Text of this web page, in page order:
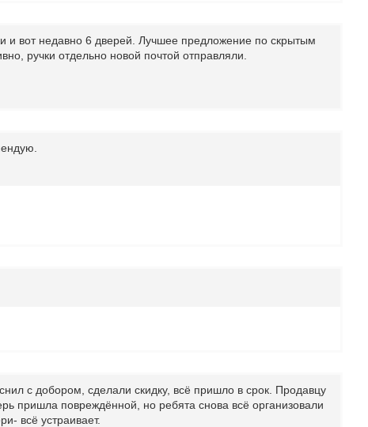
и вот недавно 6 дверей. Лучшее предложение по скрытым
ручки отдельно новой почтой отправляли.
с добором, сделали скидку, всё пришло в срок. Продавцу
пришла повреждённой, но ребята снова всё организовали
всё устраивает.